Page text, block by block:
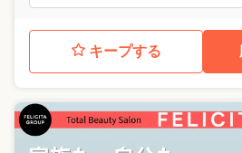
キープする